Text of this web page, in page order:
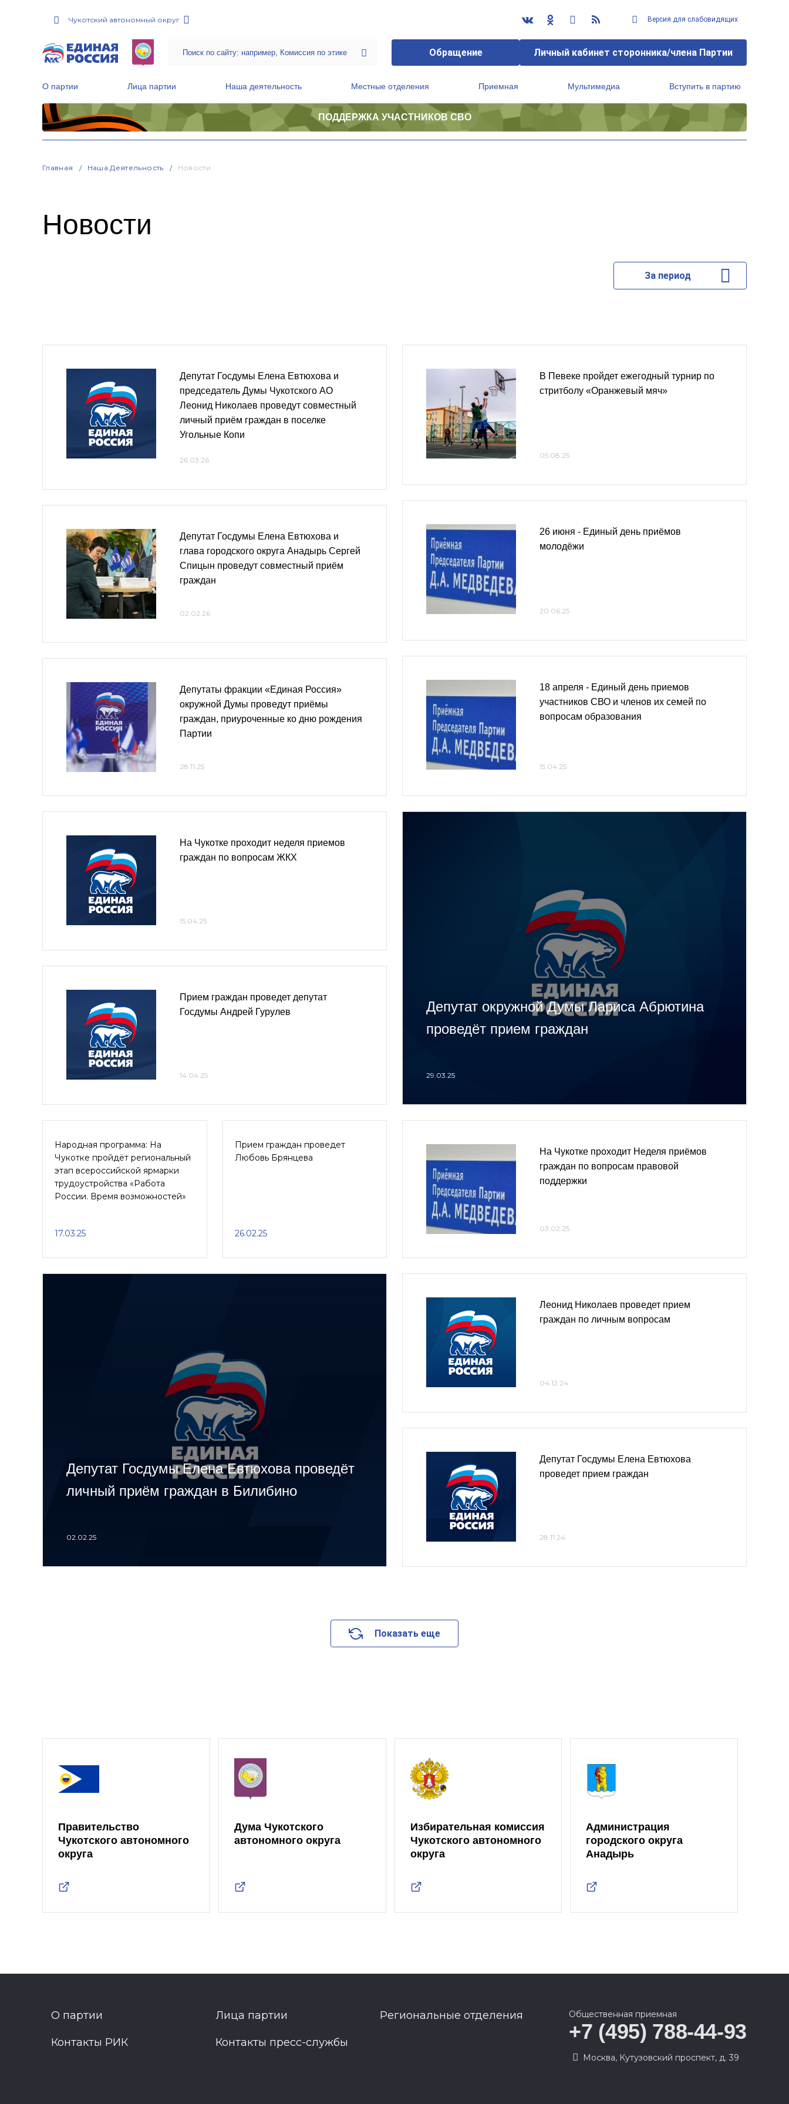
Чукотский автономный округ Версия для слабовидящих
Обращение Личный кабинет сторонника/члена Партии
О партии Лица партии Наша деятельность Местные отделения Приемная Мультимедиа Вступить в партию
ПОДДЕРЖКА УЧАСТНИКОВ СВО
Главная Наша Деятельность Новости
Новости
За период
Депутат Госдумы Елена Евтюхова и
председатель Думы Чукотского АО
Леонид Николаев проведут совместный
личный приём граждан в поселке
Угольные Копи
26.03.26
Депутат Госдумы Елена Евтюхова и
глава городского округа Анадырь Сергей
Спицын проведут совместный приём
граждан
02.02.26
Депутаты фракции «Единая Россия»
окружной Думы проведут приёмы
граждан, приуроченные ко дню рождения
Партии
28.11.25
В Певеке пройдет ежегодный турнир по
стритболу «Оранжевый мяч»
05.08.25
26 июня - Единый день приёмов
молодёжи
20.06.25
18 апреля - Единый день приемов
участников СВО и членов их семей по
вопросам образования
15.04.25
На Чукотке проходит неделя приемов
граждан по вопросам ЖКХ
15.04.25
Прием граждан проведет депутат
Госдумы Андрей Гурулев
14.04.25
Депутат окружной Думы Лариса Абрютина
проведёт прием граждан
29.03.25
Народная программа: На
Чукотке пройдёт региональный
этап всероссийской ярмарки
трудоустройства «Работа
России. Время возможностей»
17.03.25
Прием граждан проведет
Любовь Брянцева
26.02.25
На Чукотке проходит Неделя приёмов
граждан по вопросам правовой
поддержки
03.02.25
Депутат Госдумы Елена Евтюхова проведёт
личный приём граждан в Билибино
02.02.25
Леонид Николаев проведет прием
граждан по личным вопросам
04.12.24
Депутат Госдумы Елена Евтюхова
проведет прием граждан
28.11.24
Показать еще
Правительство
Чукотского автономного
округа
Дума Чукотского
автономного округа
Избирательная комиссия
Чукотского автономного
округа
Администрация
городского округа
Анадырь
О партии Лица партии Региональные отделения
Контакты РИК Контакты пресс-службы
Общественная приемная
+7 (495) 788-44-93
Москва, Кутузовский проспект, д. 39